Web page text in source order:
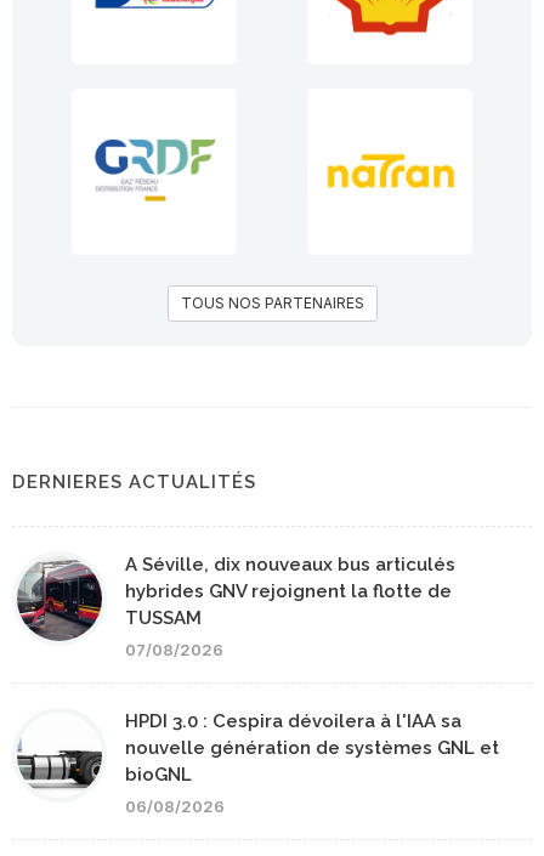
TOUS NOS PARTENAIRES
DERNIERES ACTUALITÉS
A Séville, dix nouveaux bus articulés
hybrides GNV rejoignent la flotte de
TUSSAM
07/08/2026
HPDI 3.0 : Cespira dévoilera à l'IAA sa
nouvelle génération de systèmes GNL et
bioGNL
06/08/2026